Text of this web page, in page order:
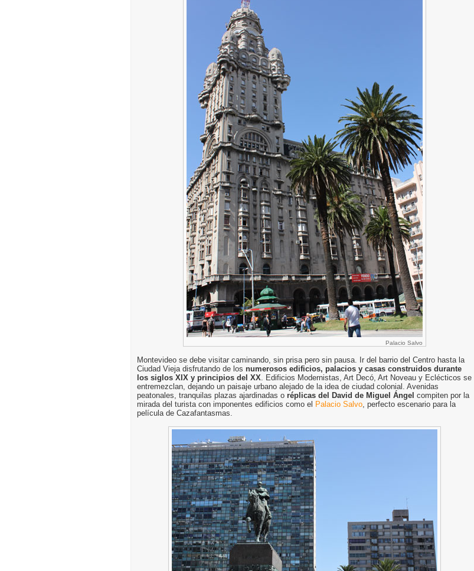
Palacio Salvo
Montevideo se debe visitar caminando, sin prisa pero sin pausa. Ir del barrio del Centro hasta la
Ciudad Vieja disfrutando de los numerosos edificios, palacios y casas construidos durante
los siglos XIX y principios del XX. Edificios Modernistas, Art Decó, Art Noveau y Eclécticos se
entremezclan, dejando un paisaje urbano alejado de la idea de ciudad colonial. Avenidas
peatonales, tranquilas plazas ajardinadas o réplicas del David de Miguel Ángel compiten por la
mirada del turista con imponentes edificios como el Palacio Salvo, perfecto escenario para la
película de Cazafantasmas.